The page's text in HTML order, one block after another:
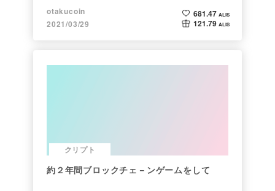
ト】
otakucoin
2021/03/29
681.47 ALIS
121.79 ALIS
クリプト
約２年間ブロックチェ－ンゲームをして